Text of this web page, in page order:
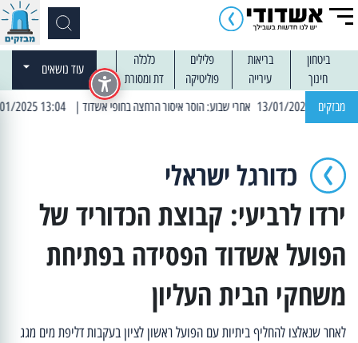
ביטחון בריאות פלילים
כלכלה
חינוך
עירייה פוליטיקה דת ומסורת
עוד נושאים
מבזקים | 13:04 14/01/2025 עובדים בלילות: עבודות קרצוף וריבוד אספלט
כדורגל ישראלי
ירדו לרביעי: קבוצת הכדוריד של
הפועל אשדוד הפסידה בפתיחת
משחקי הבית העליון
לאחר שנאלצו להחליף ביתיות עם הפועל ראשון לציון בעקבות דליפת מים מגג